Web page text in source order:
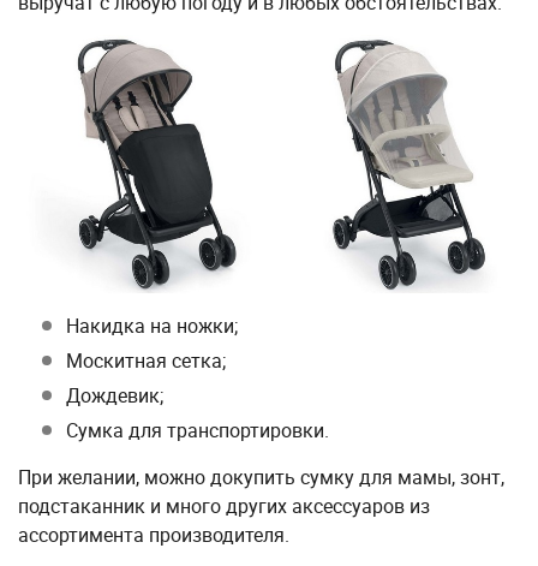
Накидка на ножки;
Москитная сетка;
Дождевик;
Сумка для транспортировки.
При желании, можно докупить сумку для мамы, зонт,
подстаканник и много других аксессуаров из
ассортимента производителя.